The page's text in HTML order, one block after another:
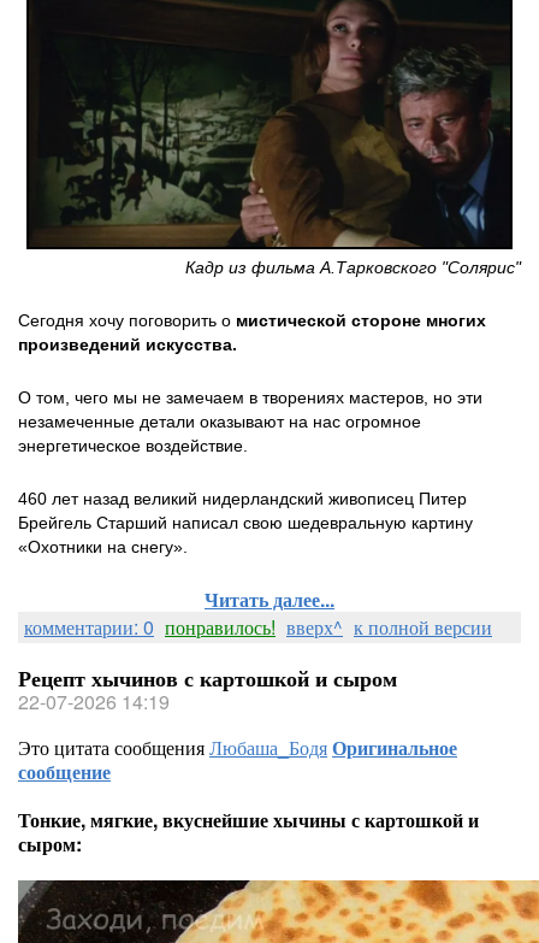
Кадр из фильма А.Тарковского "Солярис"
Сегодня хочу поговорить о мистической стороне многих
произведений искусства.
О том, чего мы не замечаем в творениях мастеров, но эти
незамеченные детали оказывают на нас огромное
энергетическое воздействие.
460 лет назад великий нидерландский живописец Питер
Брейгель Старший написал свою шедевральную картину
«Охотники на снегу».
Читать далее...
комментарии: 0 понравилось! вверх^ к полной версии
Рецепт хычинов с картошкой и сыром
22-07-2026 14:19
Это цитата сообщенияЛюбаша_БодяОригинальное
сообщение
Тонкие, мягкие, вкуснейшие хычины с картошкой и
сыром: